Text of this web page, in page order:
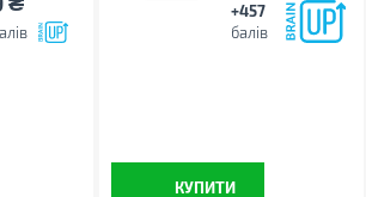
+457
балів
КУПИТИ